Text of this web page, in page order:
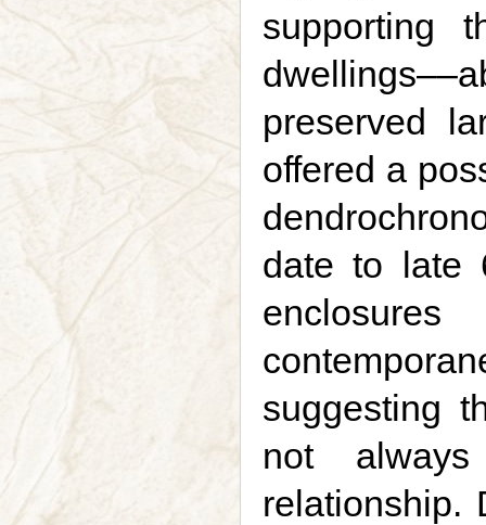
supporting
preserved
offered a
date to late
suggesting
not
relationship.